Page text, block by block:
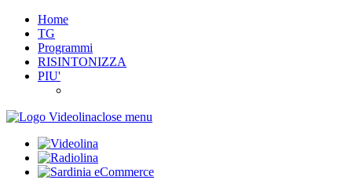
Home
TG
Programmi
RISINTONIZZA
PIU'
close menu